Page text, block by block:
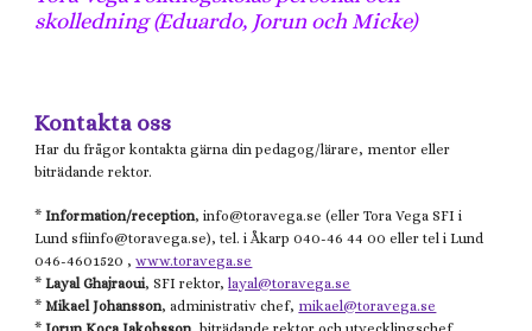
skolledning (Eduardo, Jorun och Micke)
Kontakta oss
Har du frågor kontakta gärna din pedagog/lärare, mentor eller
biträdande rektor.
*Information/reception, info@toravega.se (ellerTora Vega SFI i
Lundsfiinfo@toravega.se), tel. i Åkarp 040-46 44 00 eller tel i Lund
046-4601520 , www.toravega.se
*Layal Ghajraoui, SFI rektor,layal@toravega.se
*Mikael Johansson, administrativ chef, mikael@toravega.se